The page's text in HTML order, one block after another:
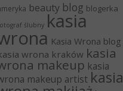
beauty blog blogerka
ślubny kasia
Kasia Wrona blog
wrona kraków kasia
makeup kasia
makeup artist kasia